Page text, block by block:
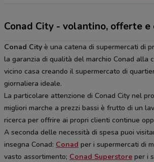
Conad City - volantino, offerte e
Conad City è una catena di supermercati di
la garanzia di qualità del marchio Conad alla
vicino casa creando il supermercato di
giornaliera ideale.
La particolare attenzione di Conad City nel
migliori marche a prezzi bassi è frutto di un
ricerca per offrire ai propri clienti continue
A seconda delle necessità di spesa puoi
insegna Conad: Conad per i supermercati di
vasto assortimento; Conad Superstore per i